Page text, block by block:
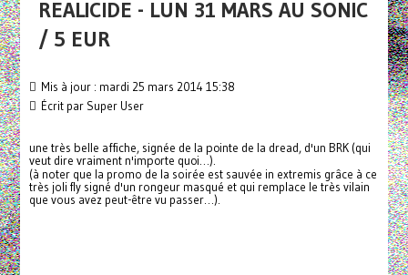
REALICIDE - LUN 31 MARS AU SONIC
/ 5 EUR
Mis à jour : mardi 25 mars 2014 15:38
Écrit par Super User
une très belle affiche, signée de la pointe de la dread, d'un BRK (qui
veut dire vraiment n'importe quoi…).
(à noter que la promo de la soirée est sauvée in extremis grâce à ce
très joli fly signé d'un rongeur masqué et qui remplace le très vilain
que vous avez peut-être vu passer…).